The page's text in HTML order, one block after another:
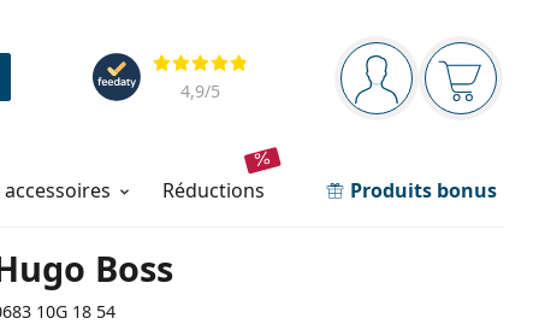
Barre de navigation
Vous êtesVotre
Évaluation
4,9/5
réductions Produits bonus
Boss
10G 18 54